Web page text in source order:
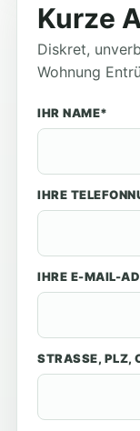
Kurze
Diskret,
Wohnung
IHR NAME*
IHRE
IHRE E-MAIL-
STRASSE, PLZ,